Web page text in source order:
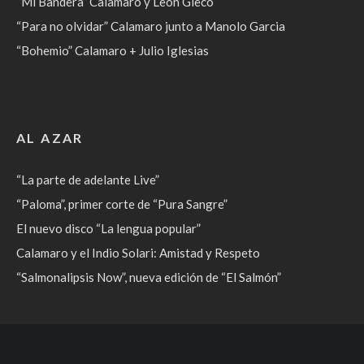
“Para no olvidar” Calamaro junto a Manolo Garcia
“Bohemio” Calamaro + Julio Iglesias
AL AZAR
“La parte de adelante Live”
“Paloma”, primer corte de “Pura Sangre”
El nuevo disco “La lengua popular”
Calamaro y el Indio Solari: Amistad y Respeto
“Salmonalipsis Now”, nueva edición de “El Salmón”